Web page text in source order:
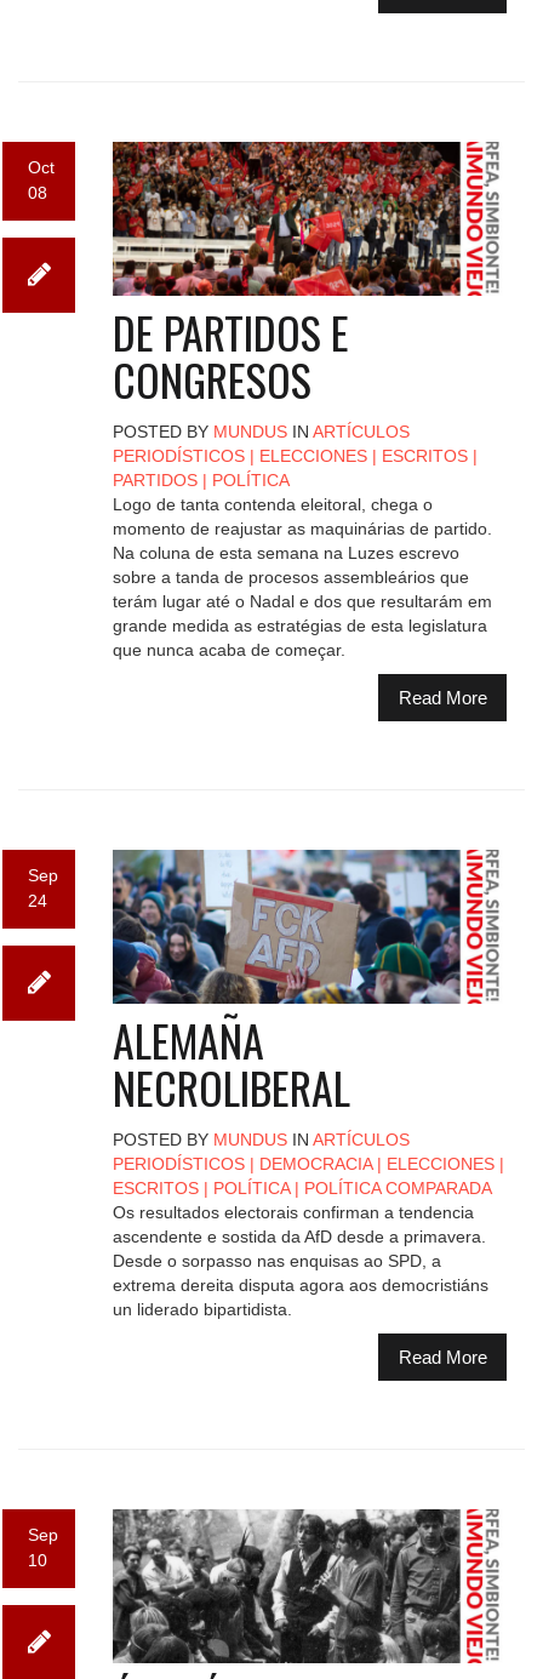
Oct
08
DE PARTIDOS E
CONGRESOS
POSTED BY MUNDUSIN ARTÍCULOS
PERIODÍSTICOS| ELECCIONES| ESCRITOS|
PARTIDOS| POLÍTICA
Logo de tanta contenda eleitoral, chega o
momento de reajustar as maquinárias de partido.
Na coluna de esta semana na Luzes escrevo
sobre a tanda de procesos assembleários que
terám lugar até o Nadal e dos que resultarám em
grande medida as estratégias de esta legislatura
que nunca acaba de começar.
Read More
Sep
24
ALEMAÑA
NECROLIBERAL
POSTED BY MUNDUSIN ARTÍCULOS
PERIODÍSTICOS| DEMOCRACIA| ELECCIONES|
ESCRITOS| POLÍTICA| POLÍTICA COMPARADA
Os resultados electorais confirman a tendencia
ascendente e sostida da AfD desde a primavera.
Desde o sorpasso nas enquisas ao SPD, a
extrema dereita disputa agora aos democristiáns
un liderado bipartidista.
Read More
Sep
10